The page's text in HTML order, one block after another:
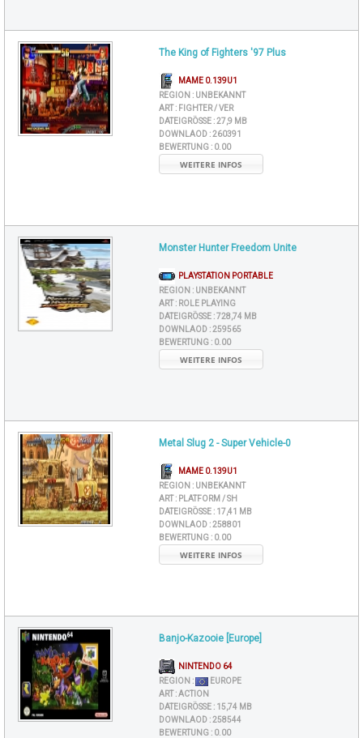
The King of Fighters '97 Plus
MAME 0.139U1
REGION : UNBEKANNT
ART : FIGHTER / VER
DATEIGRÖSSE : 27,9 MB
DOWNLAOD :260391
BEWERTUNG : 0.00
WEITERE INFOS
Monster Hunter Freedom Unite
PLAYSTATION PORTABLE
REGION : UNBEKANNT
ART : ROLE PLAYING
DATEIGRÖSSE : 728,74 MB
DOWNLAOD :259565
BEWERTUNG : 0.00
WEITERE INFOS
Metal Slug 2 - Super Vehicle-0
MAME 0.139U1
REGION : UNBEKANNT
ART : PLATFORM / SH
DATEIGRÖSSE : 17,41 MB
DOWNLAOD :258801
BEWERTUNG : 0.00
WEITERE INFOS
Banjo-Kazooie [Europe]
NINTENDO 64
REGION :
EUROPE
ART :ACTION
DATEIGRÖSSE : 15,74 MB
DOWNLAOD :258544
BEWERTUNG : 0.00